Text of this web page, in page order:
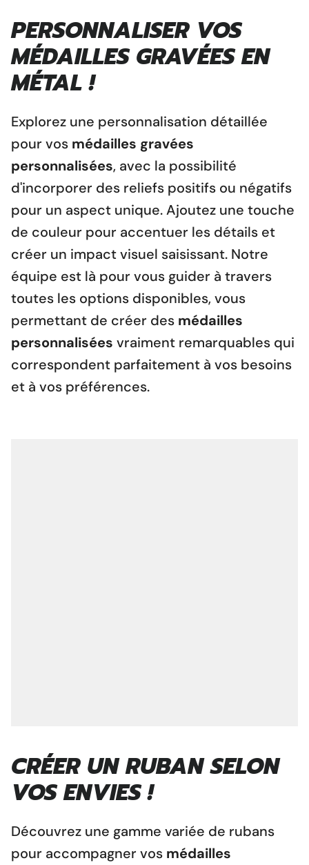
PERSONNALISER VOS
MÉDAILLES GRAVÉES EN
MÉTAL !
Explorez une personnalisation détaillée
pour vos médailles gravées
personnalisées, avec la possibilité
d'incorporer des reliefs positifs ou négatifs
pour un aspect unique. Ajoutez une touche
de couleur pour accentuer les détails et
créer un impact visuel saisissant. Notre
équipe est là pour vous guider à travers
toutes les options disponibles, vous
permettant de créer des médailles
personnalisées vraiment remarquables qui
correspondent parfaitement à vos besoins
et à vos préférences.
CRÉER UN RUBAN SELON
VOS ENVIES !
Découvrez une gamme variée de rubans
pour accompagner vos médailles